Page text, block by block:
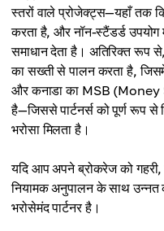
स्तरों वाले प्रोजेक्ट्स—यहाँ तक
करता है, और नॉन-स्टैंडर्ड उपयोग
समाधान देता है। अतिरिक्त रूप
का सख्ती से पालन करता है,
और कनाडा का MSB
है—जिससे पार्टनर्स को पूर्ण रूप से
भरोसा मिलता है।
यदि आप अपने ब्रोकरेज को
नियामक अनुपालन के साथ
भरोसेमंद पार्टनर है।